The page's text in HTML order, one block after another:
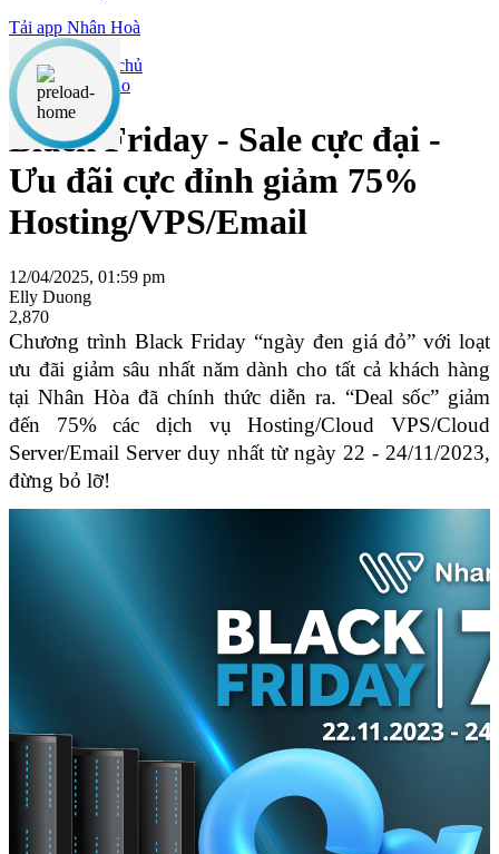
Tải app Nhân Hoà
Thông báo
Black Friday - Sale cực đại -
Ưu đãi cực đỉnh giảm 75%
Hosting/VPS/Email
12/04/2025, 01:59 pm
Elly Duong
2,870
Chương trình Black Friday “ngày đen giá đỏ” với loạt
ưu đãi giảm sâu nhất năm dành cho tất cả khách hàng
tại Nhân Hòa đã chính thức diễn ra. “Deal sốc” giảm
đến 75% các dịch vụ Hosting/Cloud VPS/Cloud
Server/Email Server duy nhất từ ngày 22 - 24/11/2023,
đừng bỏ lỡ!